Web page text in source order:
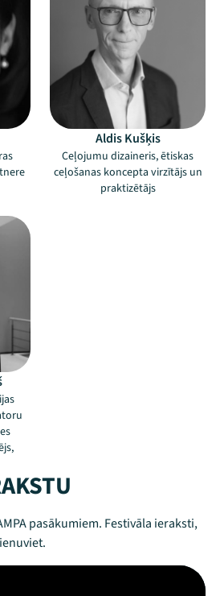
Aldis Kušķis
Ceļojumu dizaineris, ētiskas
ceļošanas koncepta virzītājs un
praktizētājs
pasākumiem. Festivāla ieraksti,